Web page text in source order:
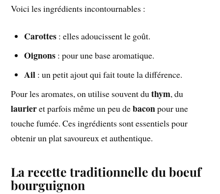
Voici les ingrédients incontournables :
Carottes : elles adoucissent le goût.
Oignons : pour une base aromatique.
Ail : un petit ajout qui fait toute la différence.
Pour les aromates, on utilise souvent duthym, du
laurieret parfois même un peu debaconpour une
touche fumée. Ces ingrédients sont essentiels pour
obtenir un plat savoureux et authentique.
La recette traditionnelle du boeuf
bourguignon